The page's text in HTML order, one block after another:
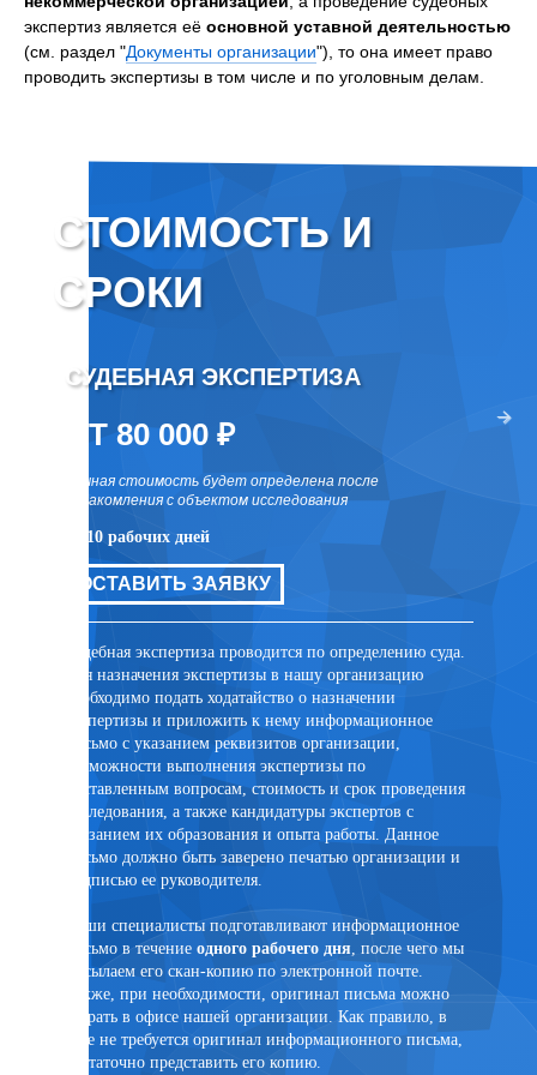
экспертиз является её основной уставной деятельностью
(см. раздел "Документы организации"), то она имеет право
проводить экспертизы в том числе и по уголовным делам.
СТОИМОСТЬ И
СРОКИ
СУДЕБНАЯ ЭКСПЕРТИЗА
ОТ 80 000 ₽
точная стоимость будет определена после
ознакомления с объектом исследования
от 10 рабочих дней
ОСТАВИТЬ ЗАЯВКУ
Судебная экспертиза проводится по определению суда.
Для назначения экспертизы в нашу организацию
необходимо подать ходатайство о назначении
экспертизы и приложить к нему информационное
письмо с указанием реквизитов организации,
возможности выполнения экспертизы по
поставленным вопросам, стоимость и срок проведения
исследования, а также кандидатуры экспертов с
указанием их образования и опыта работы. Данное
письмо должно быть заверено печатью организации и
подписью ее руководителя.
Наши специалисты подготавливают информационное
письмо в течение одного рабочего дня, после чего мы
высылаем его скан-копию по электронной почте.
Также, при необходимости, оригинал письма можно
забрать в офисе нашей организации. Как правило, в
суде не требуется оригинал информационного письма,
достаточно представить его копию.
ОТ